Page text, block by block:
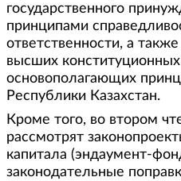
государственного
принципами
ответственности, а
высших
основополагающих
Республики Казахстан.
Кроме того, во втором
рассмотрят
капитала (эндаумент-
законодательные